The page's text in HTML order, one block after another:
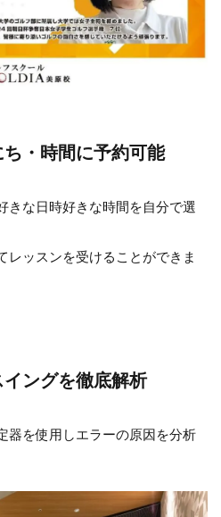
・時間に予約可能
きな日時好きな時間を自分で選
レッスンを受けることができま
ングを徹底解析
器を使用しエラーの原因を分析